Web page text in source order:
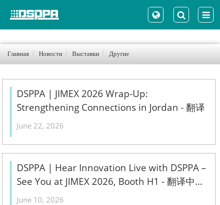
Главная Новости Выставки Другие
DSPPA | JIMEX 2026 Wrap-Up:
Strengthening Connections in Jordan - 翻译
中...
June 22, 2026
DSPPA | Hear Innovation Live with DSPPA –
See You at JIMEX 2026, Booth H1 - 翻译中...
June 10, 2026